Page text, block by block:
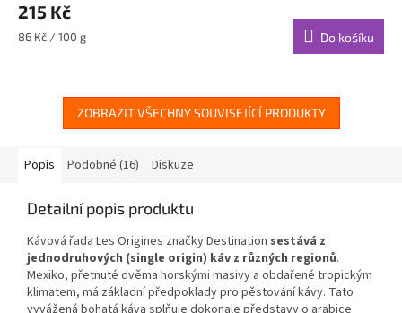
215 Kč
Měrná
86 Kč / 100 g Do košíku
ZOBRAZIT VŠECHNY SOUVISEJÍCÍ PRODUKTY
Popis Podobné (16) Diskuze
Detailní popis produktu
Kávová řada Les Origines značky Destination sestává z
jednodruhových (single origin) káv z různých regionů.
Mexiko, přetnuté dvěma horskými masivy a obdařené tropickým
klimatem, má základní předpoklady pro pěstování kávy. Tato